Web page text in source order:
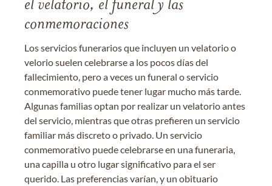
el velatorio, el funeral y las
conmemoraciones
Los servicios funerarios que incluyen un velatorio o
velorio suelen celebrarse a los pocos días del
fallecimiento, pero a veces un funeral o servicio
conmemorativo puede tener lugar mucho más tarde.
Algunas familias optan por realizar un velatorio antes
del servicio, mientras que otras prefieren un servicio
familiar más discreto o privado. Un servicio
conmemorativo puede celebrarse en una funeraria,
una capilla u otro lugar significativo para el ser
querido. Las preferencias varían, y un obituario